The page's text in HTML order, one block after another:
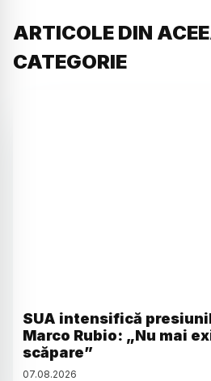
ARTICOLE DIN
CATEGORIE
SUA intensifică
Marco Rubio: „Nu mai
scăpare”
07.08.2026